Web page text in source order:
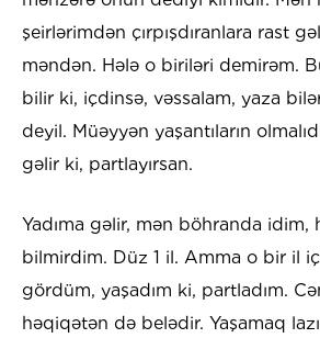
şeirlərimdən çırpışdıranlara rast
məndən. Hələ o biriləri demirəm.
bilir ki, içdinsə, vəssalam, yaza
deyil. Müəyyən yaşantıların
gəlir ki, partlayırsan.
Yadıma gəlir, mən böhranda idim,
bilmirdim. Düz 1 il. Amma o bir il
gördüm, yaşadım ki, partladım.
həqiqətən də belədir. Yaşamaq